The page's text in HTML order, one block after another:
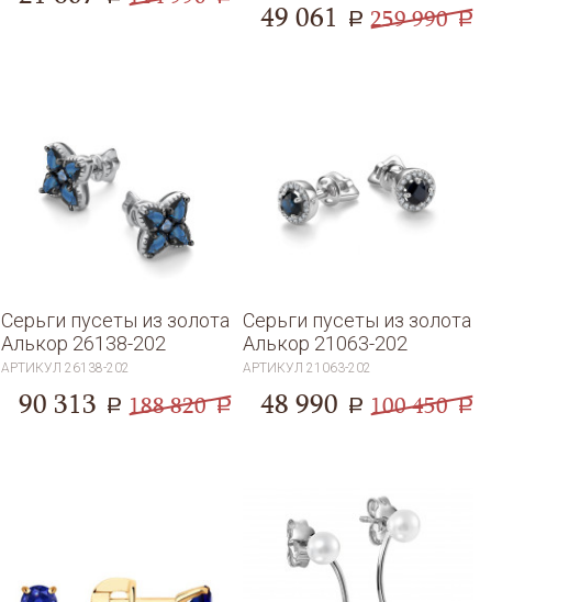
49 061 a 259 990 a
Серьги пусеты из золота
Алькор 26138-202
АРТИКУЛ26138-202
90 313 a 188 820 a
Серьги пусеты из золота
Алькор 21063-202
АРТИКУЛ21063-202
48 990 a 100 450 a